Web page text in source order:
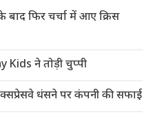
फिर चर्चा में आए क्रिस
ने तोड़ी चुप्पी
धंसने पर कंपनी की सफाई